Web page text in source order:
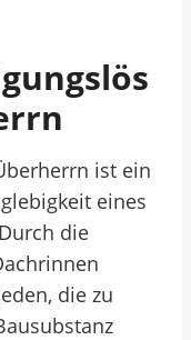
ist ein
eines
die
die zu